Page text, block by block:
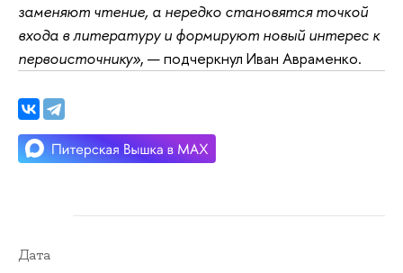
заменяют чтение, а нередко становятся точкой
входа в литературу и формируют новый интерес к
первоисточнику», — подчеркнул Иван Авраменко.
Дата